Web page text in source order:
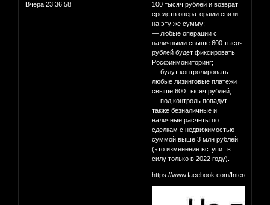
Вчера 23:36:58
100 тысяч рублей и возврат
средств операторами связи
на эту же сумму;
— любые операции с
наличными свыше 600 тысяч
рублей будет фиксировать
Росфинмониторинг;
— будут контролировать
любые лизинговые платежи
свыше 600 тысяч рублей;
— под контроль попадут
также безналичные и
наличные расчеты по
сделкам с недвижимостью
суммой выше 3 млн рублей
(это изменение вступит в
силу только в 2022 году).
https://www.facebook.com/